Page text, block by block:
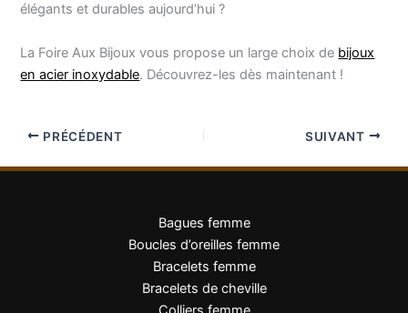
élégants et durables aujourd’hui ?
La Foire Aux Bijoux vous propose un large choix de bijoux
en acier inoxydable. Découvrez-les dès maintenant !
PRÉCÉDENT SUIVANT
Bagues femme
Boucles d’oreilles femme
Bracelets femme
Bracelets de cheville